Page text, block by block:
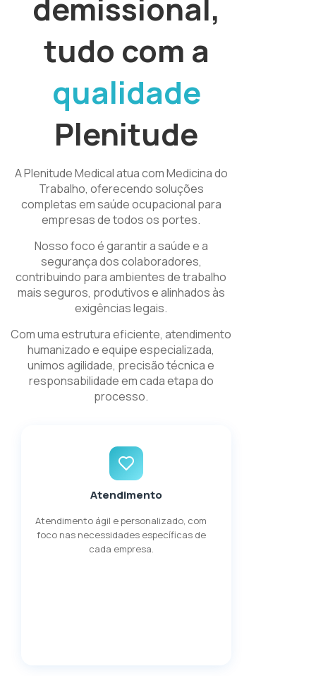
demissional,
tudo com a
qualidade
Plenitude
A Plenitude Medical atua com Medicina do
Trabalho, oferecendo soluções
completas em saúde ocupacional para
empresas de todos os portes.
Nosso foco é garantir a saúde e a
segurança dos colaboradores,
contribuindo para ambientes de trabalho
mais seguros, produtivos e alinhados às
exigências legais.
Com uma estrutura eficiente, atendimento
humanizado e equipe especializada,
unimos agilidade, precisão técnica e
responsabilidade em cada etapa do
processo.
Atendimento
Atendimento ágil e personalizado, com
foco nas necessidades específicas de
cada empresa.